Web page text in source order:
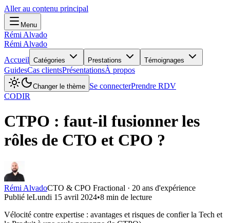
Aller au contenu principal
Menu
Rémi Alvado
Rémi Alvado
Accueil Catégories Prestations Témoignages
GuidesCas clientsPrésentationsÀ propos
Changer le thème Se connecterPrendre RDV
CODIR
CTPO : faut-il fusionner les
rôles de CTO et CPO ?
Rémi AlvadoCTO & CPO Fractional · 20 ans d'expérience
Publié leLundi 15 avril 2024•8 min de lecture
Vélocité contre expertise : avantages et risques de confier la Tech et